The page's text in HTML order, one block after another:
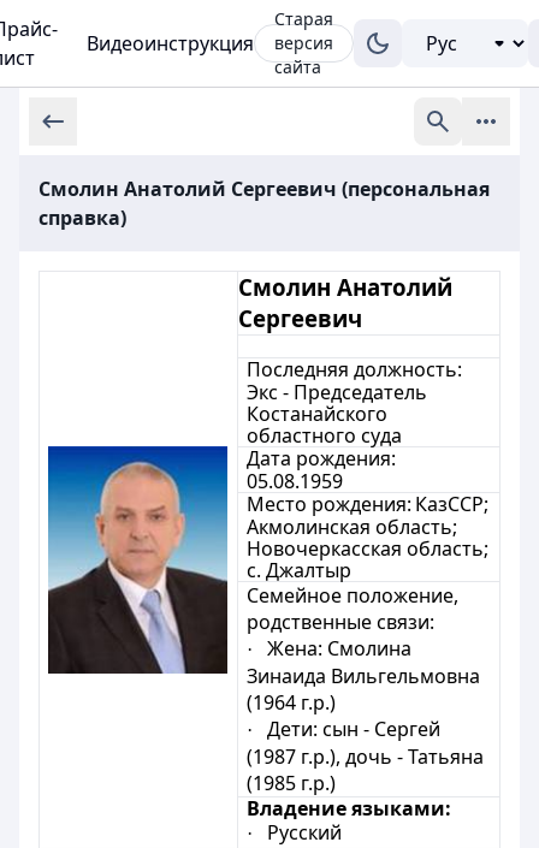
Видеоинструкция
Старая
версия
сайта
Смолин Анатолий Сергеевич (персональная
справка)
Смолин Анатолий
Сергеевич
Последняя должность:
Экс - Председатель
Костанайского
областного суда
Дата рождения:
05.08.1959
Место рождения: КазССР;
Акмолинская область;
Новочеркасская область;
с. Джалтыр
Семейное положение,
родственные связи:
·
Жена: Смолина
Зинаида Вильгельмовна
(1964 г.р.)
·
Дети: сын - Сергей
(1987 г.р.), дочь - Татьяна
(1985 г.р.)
Владение языками:
·
Русский